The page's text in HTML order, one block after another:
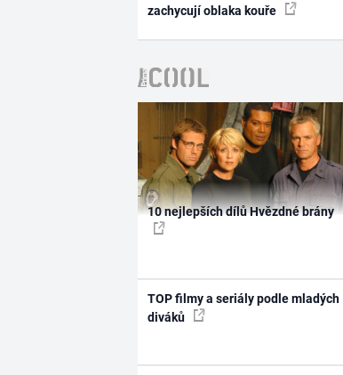
zachycují oblaka kouře
10 nejlepších dílů Hvězdné brány
TOP filmy a seriály podle mladých
diváků